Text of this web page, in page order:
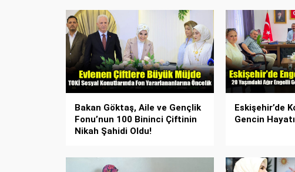
Bakan Göktaş, Aile ve Gençlik
Fonu’nun 100 Bininci Çiftinin
Nikah Şahidi Oldu!
Eskişehir’de
Gencin